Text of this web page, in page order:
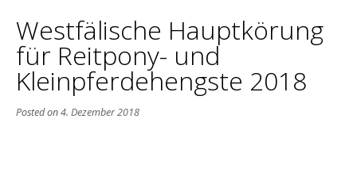
Westfälische Hauptkörung
für Reitpony- und
Kleinpferdehengste 2018
Posted on4. Dezember 2018